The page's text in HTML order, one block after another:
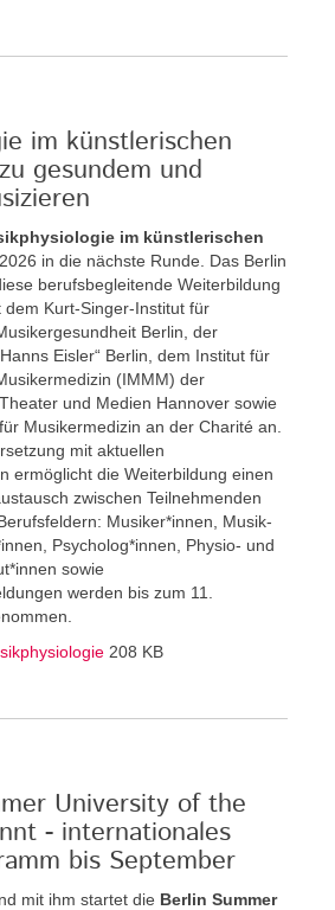
im künstlerischen
gesundem und
im künstlerischen
in die nächste Runde. Das Berlin
berufsbegleitende Weiterbildung
Kurt-Singer-Institut für
Berlin, der
Eisler“ Berlin, dem Institut für
(IMMM) der
und Medien Hannover sowie
Musikermedizin an der Charité an.
mit aktuellen
ermöglicht die Weiterbildung einen
zwischen Teilnehmenden
Musiker*innen, Musik-
Psycholog*innen, Physio- und
sowie
werden bis zum 11.
208 KB
University of the
- internationales
bis September
mit ihm startet die Berlin Summer